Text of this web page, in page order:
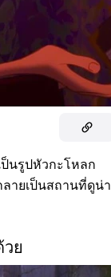
นรูปหัวกะโหลก
ลายเป็นสถานที่ดูน่า
ย